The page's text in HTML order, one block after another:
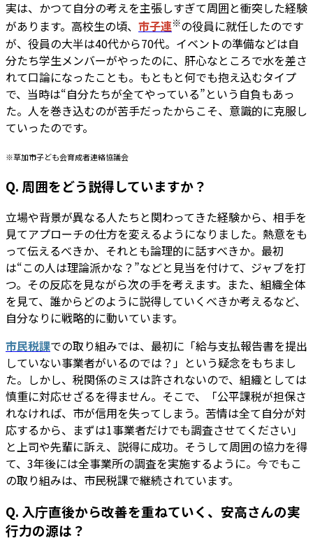
実は、かつて自分の考えを主張しすぎて周囲と衝突した経験
があります。高校生の頃、 市子連※の役員に就任したのです
が、役員の大半は40代から70代。イベントの準備などは自
分たち学生メンバーがやったのに、肝心なところで水を差さ
れて口論になったことも。もともと何でも抱え込むタイプ
で、当時は“自分たちが全てやっている”という自負もあっ
た。人を巻き込むのが苦手だったからこそ、意識的に克服し
ていったのです。
※草加市子ども会育成者連絡協議会
Q. 周囲をどう説得していますか？
立場や背景が異なる人たちと関わってきた経験から、相手を
見てアプローチの仕方を変えるようになりました。熱意をも
って伝えるべきか、それとも論理的に話すべきか。最初
は“この人は理論派かな？”などと見当を付けて、ジャブを打
つ。その反応を見ながら次の手を考えます。また、組織全体
を見て、誰からどのように説得していくべきか考えるなど、
自分なりに戦略的に動いています。
市民税課での取り組みでは、最初に「給与支払報告書を提出
していない事業者がいるのでは？」という疑念をもちまし
た。しかし、税関係のミスは許されないので、組織としては
慎重に対応せざるを得ません。そこで、「公平課税が担保さ
れなければ、市が信用を失ってしまう。苦情は全て自分が対
応するから、まずは1事業者だけでも調査させてください」
と上司や先輩に訴え、説得に成功。そうして周囲の協力を得
て、3年後には全事業所の調査を実施するように。今でもこ
の取り組みは、市民税課で継続されています。
Q. 入庁直後から改善を重ねていく、安高さんの実
行力の源は？